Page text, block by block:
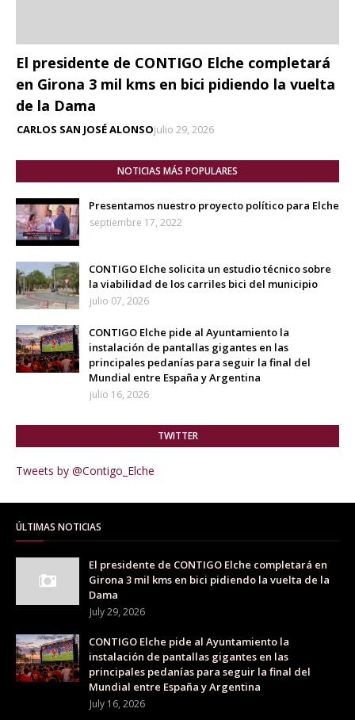
El presidente de CONTIGO Elche completará
en Girona 3 mil kms en bici pidiendo la vuelta
de la Dama
CARLOS SAN JOSÉ ALONSOjulio 29, 2026
NOTICIAS MÁS POPULARES
Presentamos nuestro proyecto político para Elche
septiembre 17, 2022
CONTIGO Elche solicita un estudio técnico sobre
la viabilidad de los carriles bici del municipio
julio 07, 2026
CONTIGO Elche pide al Ayuntamiento la
instalación de pantallas gigantes en las
principales pedanías para seguir la final del
Mundial entre España y Argentina
julio 16, 2026
TWITTER
Tweets by @Contigo_Elche
ÚLTIMAS NOTICIAS
El presidente de CONTIGO Elche completará en
Girona 3 mil kms en bici pidiendo la vuelta de la
Dama
July 29, 2026
CONTIGO Elche pide al Ayuntamiento la
instalación de pantallas gigantes en las
principales pedanías para seguir la final del
Mundial entre España y Argentina
July 16, 2026